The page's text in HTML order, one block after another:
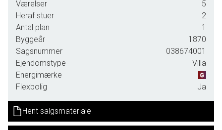
hobbyprojekter. Ejendommen har gennemgået betydelige
renoveringer omkring 2014, hvor elinstallationer blev
opdateret, nye gulve blev lagt i værelserne samt dele af
køkken-/alrummet. Der er installeret gulvvarme i
badeværelset, værelserne, gangen og en del af
køkken-/alrummet for ekstra komfort.
Selvom ejendommen allerede har fået en kærlig hånd,
trænger den generelt til en opfriskning for at kunne fremstå
helt moderne. Taget er blevet skiftet til stålplader omkring
2008, hvilket sikrer lang holdbarhed og minimal
Værelser
5
Heraf stuer
2
Antal plan
1
Byggeår
1870
Sagsnummer
038674001
Ejendomstype
Villa
Energimærke
Flexbolig
Ja
Hent salgsmateriale